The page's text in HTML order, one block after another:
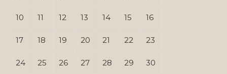
10 11 12 13 14 15 16
17 18 19 20 21 22 23
24 25 26 27 28 29 30